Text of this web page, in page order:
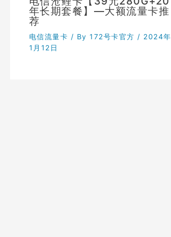
年长期套餐】—大额流量卡推
荐
电信流量卡 / By 172号卡官方 / 2024年
1月12日